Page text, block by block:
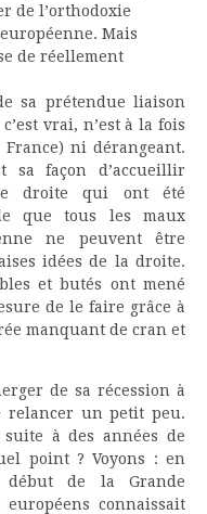
de l’orthodoxie
Mais
de réellement
sa prétendue liaison
vrai, n’est à la fois
ni dérangeant.
sa façon d’accueillir
droite qui ont été
que tous les maux
ne peuvent être
idées de la droite.
et butés ont mené
de le faire grâce à
manquant de cran et
de sa récession à
relancer un petit peu.
à des années de
point ? Voyons : en
début de la Grande
connaissait